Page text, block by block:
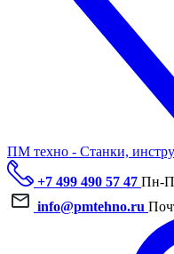
ПМ техно - Станки,
+7 499 490 57 47 Пн-
info@pmtehno.ru